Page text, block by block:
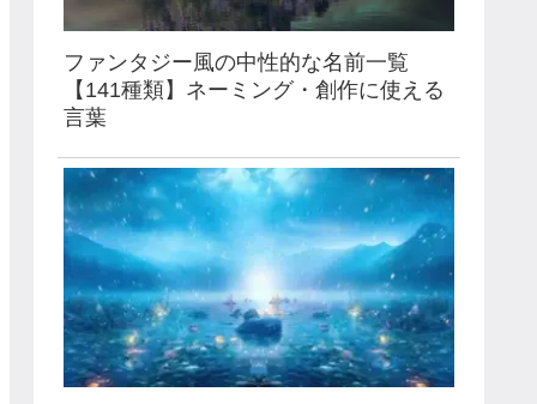
ファンタジー風の中性的な名前一覧
【141種類】ネーミング・創作に使える
言葉